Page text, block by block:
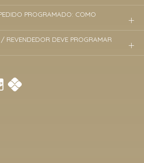
PROGRAMADO: COMO
REVENDEDOR DEVE PROGRAMAR